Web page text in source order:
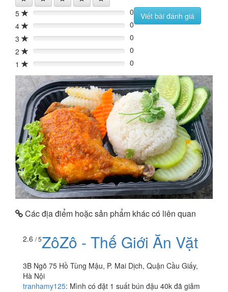
5 0%
0
4
0%
0
3
0%
0
2
0%
0
1
0% 0
Viết bài đánh giá
Các địa điểm hoặc sản phẩm khác có liên quan
2.6 / 5ZôZô - Thế Giới Ăn Vặt
3B Ngõ 75 Hồ Tùng Mậu, P. Mai Dịch, Quận Cầu Giấy,
Hà Nội
tranhamy125: Mình có đặt 1 suất bún đậu 40k đã giảm